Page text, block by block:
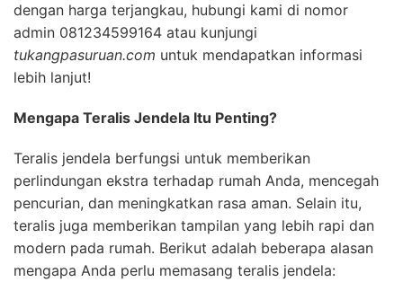
dengan harga terjangkau, hubungi kami di nomor
admin 081234599164 atau kunjungi
tukangpasuruan.com untuk mendapatkan informasi
lebih lanjut!
Mengapa Teralis Jendela Itu Penting?
Teralis jendela berfungsi untuk memberikan
perlindungan ekstra terhadap rumah Anda, mencegah
pencurian, dan meningkatkan rasa aman. Selain itu,
teralis juga memberikan tampilan yang lebih rapi dan
modern pada rumah. Berikut adalah beberapa alasan
mengapa Anda perlu memasang teralis jendela: